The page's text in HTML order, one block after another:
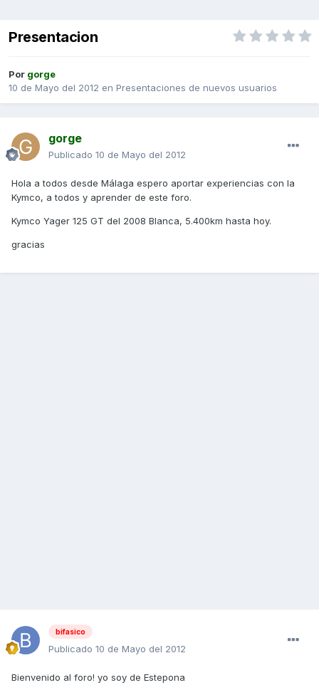
Presentacion
Por gorge
10 de Mayo del 2012 en Presentaciones de nuevos usuarios
gorge
Publicado 10 de Mayo del 2012
Hola a todos desde Málaga espero aportar experiencias con la
Kymco, a todos y aprender de este foro.
Kymco Yager 125 GT del 2008 Blanca, 5.400km hasta hoy.
gracias
bifasico
Publicado 10 de Mayo del 2012
Bienvenido al foro! yo soy de Estepona